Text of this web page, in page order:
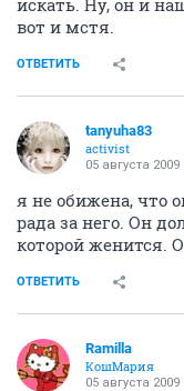
искать. Ну, он и
вот и мстя.
ОТВЕТИТЬ
tanyuha83
activist
05 августа 2009
я не обижена, что
рада за него. Он
которой женится.
ОТВЕТИТЬ
Ramilla
КошМария
05 августа 2009